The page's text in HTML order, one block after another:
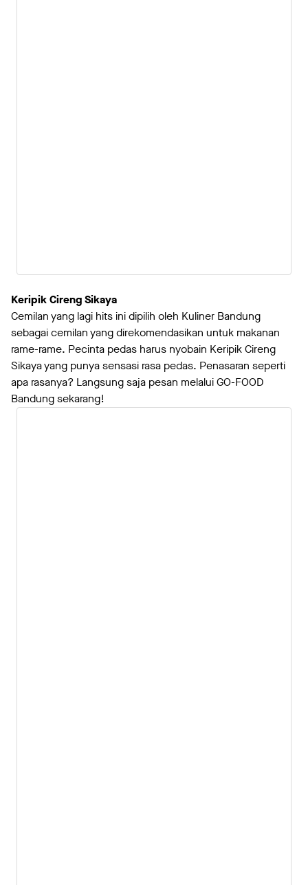
Keripik Cireng Sikaya
Cemilan yang lagi hits ini dipilih oleh Kuliner Bandung
sebagai cemilan yang direkomendasikan untuk makanan
rame-rame. Pecinta pedas harus nyobain Keripik Cireng
Sikaya yang punya sensasi rasa pedas. Penasaran seperti
apa rasanya? Langsung saja pesan melalui GO-FOOD
Bandung sekarang!